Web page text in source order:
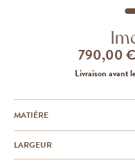
790,00 €
Livraison avant
MATIÈRE
LARGEUR